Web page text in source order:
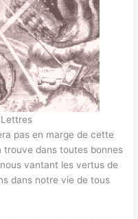
pas en marge de cette
trouve dans toutes bonnes
vantant les vertus de
dans notre vie de tous